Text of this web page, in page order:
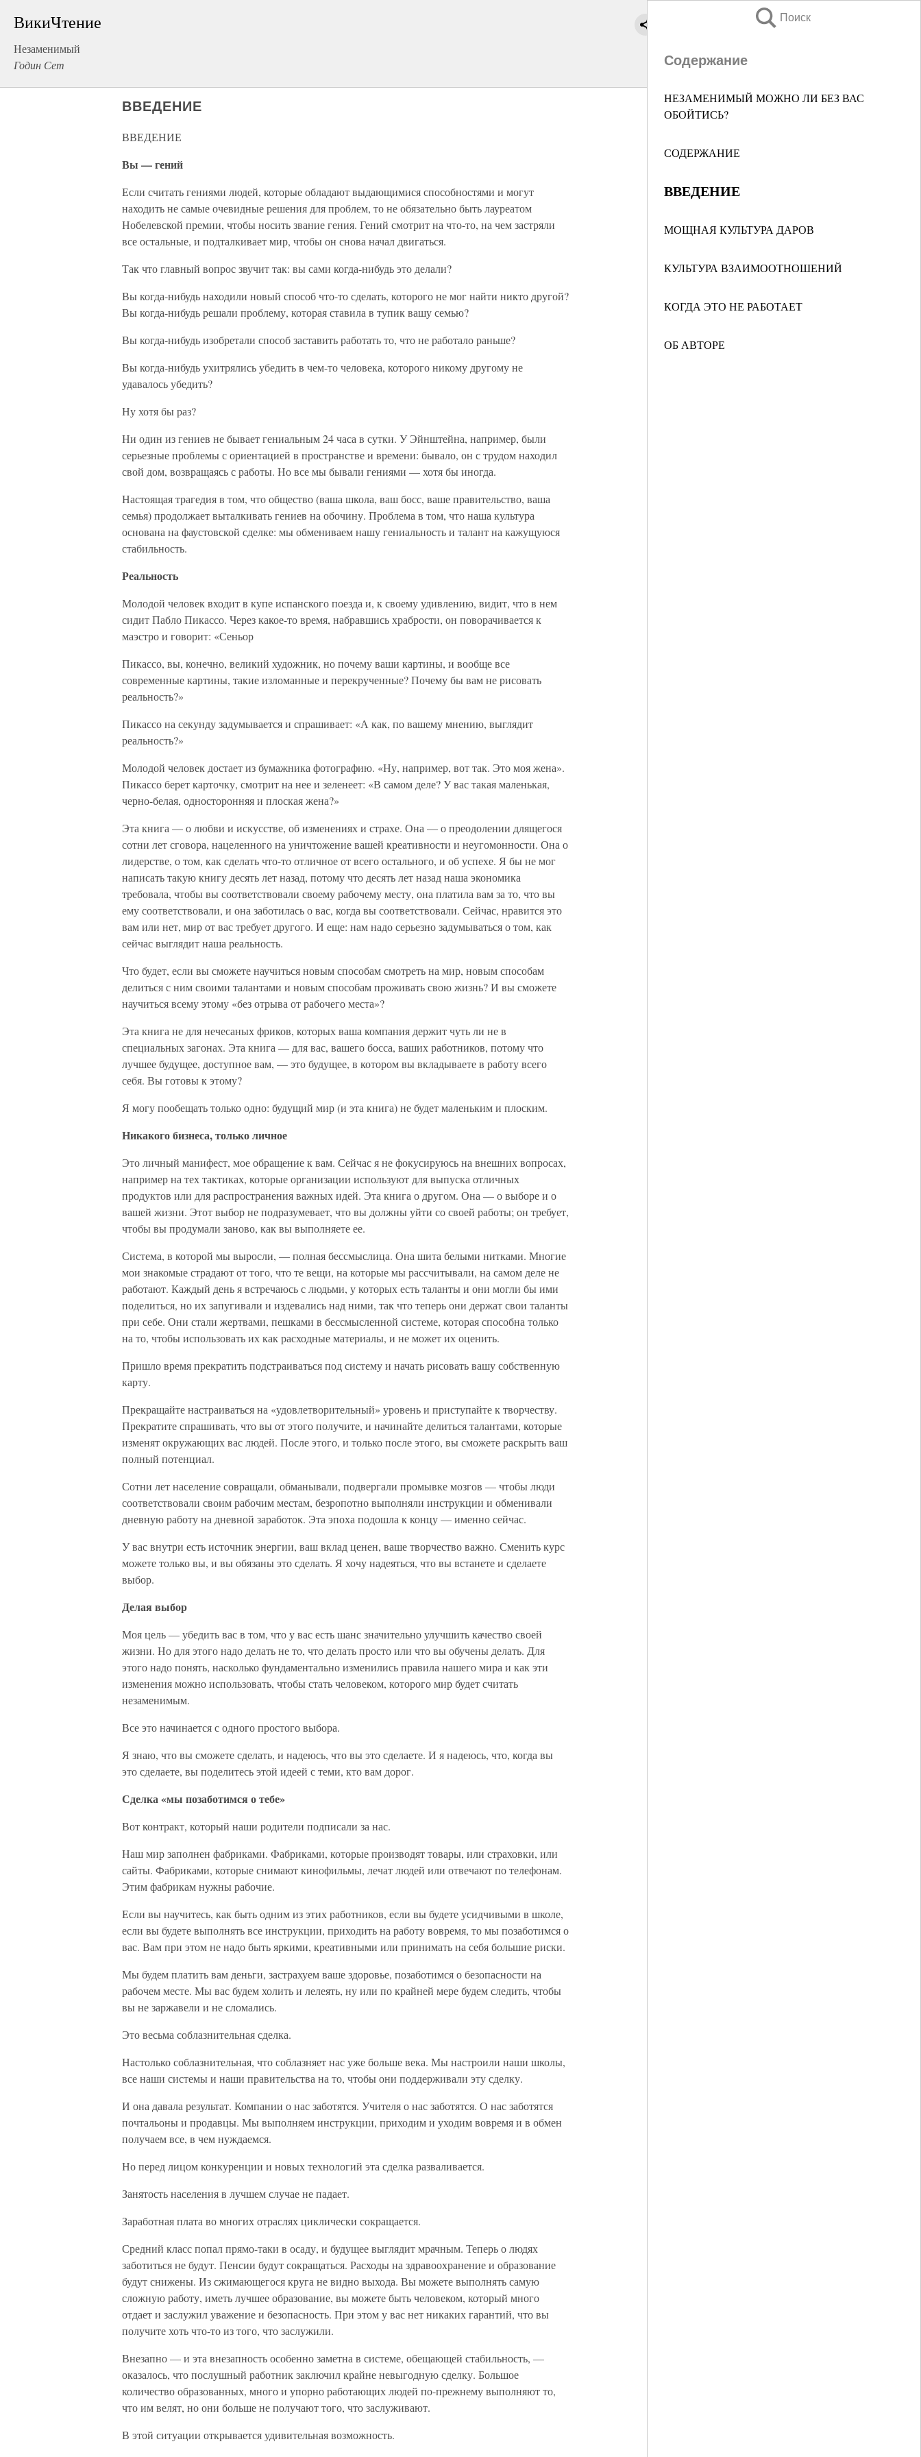
ВикиЧтение
Незаменимый
Годин Сет
Поиск
Содержание
НЕЗАМЕНИМЫЙ МОЖНО ЛИ БЕЗ ВАС
ОБОЙТИСЬ?
СОДЕРЖАНИЕ
ВВЕДЕНИЕ
МОЩНАЯ КУЛЬТУРА ДАРОВ
КУЛЬТУРА ВЗАИМООТНОШЕНИЙ
КОГДА ЭТО НЕ РАБОТАЕТ
ОБ АВТОРЕ
ВВЕДЕНИЕ
ВВЕДЕНИЕ
Вы — гений
Если считать гениями людей, которые обладают выдающимися способностями и могут
находить не самые очевидные решения для проблем, то не обязательно быть лауреатом
Нобелевской премии, чтобы носить звание гения. Гений смотрит на что-то, на чем застряли
все остальные, и подталкивает мир, чтобы он снова начал двигаться.
Так что главный вопрос звучит так: вы сами когда-нибудь это делали?
Вы когда-нибудь находили новый способ что-то сделать, которого не мог найти никто другой?
Вы когда-нибудь решали проблему, которая ставила в тупик вашу семью?
Вы когда-нибудь изобретали способ заставить работать то, что не работало раньше?
Вы когда-нибудь ухитрялись убедить в чем-то человека, которого никому другому не
удавалось убедить?
Ну хотя бы раз?
Ни один из гениев не бывает гениальным 24 часа в сутки. У Эйнштейна, например, были
серьезные проблемы с ориентацией в пространстве и времени: бывало, он с трудом находил
свой дом, возвращаясь с работы. Но все мы бывали гениями — хотя бы иногда.
Настоящая трагедия в том, что общество (ваша школа, ваш босс, ваше правительство, ваша
семья) продолжает выталкивать гениев на обочину. Проблема в том, что наша культура
основана на фаустовской сделке: мы обмениваем нашу гениальность и талант на кажущуюся
стабильность.
Реальность
Молодой человек входит в купе испанского поезда и, к своему удивлению, видит, что в нем
сидит Пабло Пикассо. Через какое-то время, набравшись храбрости, он поворачивается к
маэстро и говорит: «Сеньор
Пикассо, вы, конечно, великий художник, но почему ваши картины, и вообще все
современные картины, такие изломанные и перекрученные? Почему бы вам не рисовать
реальность?»
Пикассо на секунду задумывается и спрашивает: «А как, по вашему мнению, выглядит
реальность?»
Молодой человек достает из бумажника фотографию. «Ну, например, вот так. Это моя жена».
Пикассо берет карточку, смотрит на нее и зеленеет: «В самом деле? У вас такая маленькая,
черно-белая, односторонняя и плоская жена?»
Эта книга — о любви и искусстве, об изменениях и страхе. Она — о преодолении длящегося
сотни лет сговора, нацеленного на уничтожение вашей креативности и неугомонности. Она о
лидерстве, о том, как сделать что-то отличное от всего остального, и об успехе. Я бы не мог
написать такую книгу десять лет назад, потому что десять лет назад наша экономика
требовала, чтобы вы соответствовали своему рабочему месту, она платила вам за то, что вы
ему соответствовали, и она заботилась о вас, когда вы соответствовали. Сейчас, нравится это
вам или нет, мир от вас требует другого. И еще: нам надо серьезно задумываться о том, как
сейчас выглядит наша реальность.
Что будет, если вы сможете научиться новым способам смотреть на мир, новым способам
делиться с ним своими талантами и новым способам проживать свою жизнь? И вы сможете
научиться всему этому «без отрыва от рабочего места»?
Эта книга не для нечесаных фриков, которых ваша компания держит чуть ли не в
специальных загонах. Эта книга — для вас, вашего босса, ваших работников, потому что
лучшее будущее, доступное вам, — это будущее, в котором вы вкладываете в работу всего
себя. Вы готовы к этому?
Я могу пообещать только одно: будущий мир (и эта книга) не будет маленьким и плоским.
Никакого бизнеса, только личное
Это личный манифест, мое обращение к вам. Сейчас я не фокусируюсь на внешних вопросах,
например на тех тактиках, которые организации используют для выпуска отличных
продуктов или для распространения важных идей. Эта книга о другом. Она — о выборе и о
вашей жизни. Этот выбор не подразумевает, что вы должны уйти со своей работы; он требует,
чтобы вы продумали заново, как вы выполняете ее.
Система, в которой мы выросли, — полная бессмыслица. Она шита белыми нитками. Многие
мои знакомые страдают от того, что те вещи, на которые мы рассчитывали, на самом деле не
работают. Каждый день я встречаюсь с людьми, у которых есть таланты и они могли бы ими
поделиться, но их запугивали и издевались над ними, так что теперь они держат свои таланты
при себе. Они стали жертвами, пешками в бессмысленной системе, которая способна только
на то, чтобы использовать их как расходные материалы, и не может их оценить.
Пришло время прекратить подстраиваться под систему и начать рисовать вашу собственную
карту.
Прекращайте настраиваться на «удовлетворительный» уровень и приступайте к творчеству.
Прекратите спрашивать, что вы от этого получите, и начинайте делиться талантами, которые
изменят окружающих вас людей. После этого, и только после этого, вы сможете раскрыть ваш
полный потенциал.
Сотни лет население совращали, обманывали, подвергали промывке мозгов — чтобы люди
соответствовали своим рабочим местам, безропотно выполняли инструкции и обменивали
дневную работу на дневной заработок. Эта эпоха подошла к концу — именно сейчас.
У вас внутри есть источник энергии, ваш вклад ценен, ваше творчество важно. Сменить курс
можете только вы, и вы обязаны это сделать. Я хочу надеяться, что вы встанете и сделаете
выбор.
Делая выбор
Моя цель — убедить вас в том, что у вас есть шанс значительно улучшить качество своей
жизни. Но для этого надо делать не то, что делать просто или что вы обучены делать. Для
этого надо понять, насколько фундаментально изменились правила нашего мира и как эти
изменения можно использовать, чтобы стать человеком, которого мир будет считать
незаменимым.
Все это начинается с одного простого выбора.
Я знаю, что вы сможете сделать, и надеюсь, что вы это сделаете. И я надеюсь, что, когда вы
это сделаете, вы поделитесь этой идеей с теми, кто вам дорог.
Сделка «мы позаботимся о тебе»
Вот контракт, который наши родители подписали за нас.
Наш мир заполнен фабриками. Фабриками, которые производят товары, или страховки, или
сайты. Фабриками, которые снимают кинофильмы, лечат людей или отвечают по телефонам.
Этим фабрикам нужны рабочие.
Если вы научитесь, как быть одним из этих работников, если вы будете усидчивыми в школе,
если вы будете выполнять все инструкции, приходить на работу вовремя, то мы позаботимся о
вас. Вам при этом не надо быть яркими, креативными или принимать на себя большие риски.
Мы будем платить вам деньги, застрахуем ваше здоровье, позаботимся о безопасности на
рабочем месте. Мы вас будем холить и лелеять, ну или по крайней мере будем следить, чтобы
вы не заржавели и не сломались.
Это весьма соблазнительная сделка.
Настолько соблазнительная, что соблазняет нас уже больше века. Мы настроили наши школы,
все наши системы и наши правительства на то, чтобы они поддерживали эту сделку.
И она давала результат. Компании о нас заботятся. Учителя о нас заботятся. О нас заботятся
почтальоны и продавцы. Мы выполняем инструкции, приходим и уходим вовремя и в обмен
получаем все, в чем нуждаемся.
Но перед лицом конкуренции и новых технологий эта сделка разваливается.
Занятость населения в лучшем случае не падает.
Заработная плата во многих отраслях циклически сокращается.
Средний класс попал прямо-таки в осаду, и будущее выглядит мрачным. Теперь о людях
заботиться не будут. Пенсии будут сокращаться. Расходы на здравоохранение и образование
будут снижены. Из сжимающегося круга не видно выхода. Вы можете выполнять самую
сложную работу, иметь лучшее образование, вы можете быть человеком, который много
отдает и заслужил уважение и безопасность. При этом у вас нет никаких гарантий, что вы
получите хоть что-то из того, что заслужили.
Внезапно — и эта внезапность особенно заметна в системе, обещающей стабильность, —
оказалось, что послушный работник заключил крайне невыгодную сделку. Большое
количество образованных, много и упорно работающих людей по-прежнему выполняют то,
что им велят, но они больше не получают того, что заслуживают.
В этой ситуации открывается удивительная возможность.